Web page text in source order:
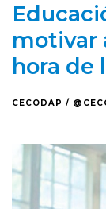
motivar
hora de
CECODAP /